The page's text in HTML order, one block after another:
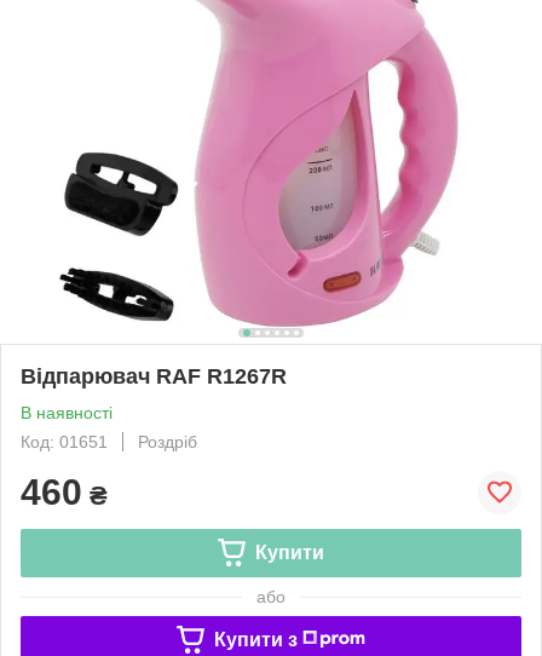
Відпарювач RAF R1267R
В наявності
Код: 01651
Роздріб
460 ₴
Купити
або
Купити з